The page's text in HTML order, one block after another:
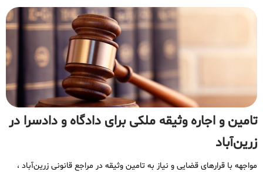
تامین و اجاره وثیقه ملکی برای دادگاه و دادسرا در
زرین‌آباد
مواجهه با قرارهای قضایی و نیاز به تامین وثیقه در مراجع قانونی زرین‌آباد ،